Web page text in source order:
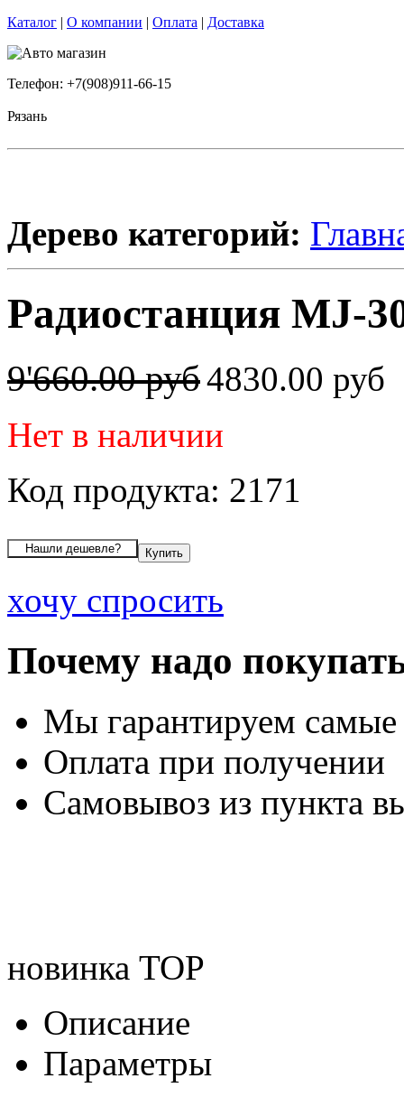
Каталог | О компании | Оплата | Доставка
Телефон: +7(908)911-66-15
Рязань
Дерево категорий:
Радиостанция MJ-
9'660.00 руб4830.00 руб
Нет в наличии
Код продукта: 2171
хочу спросить
Почему надо
Мы гарантируем
Оплата при получении
Самовывоз из пункта
новинка TOP
Описание
Параметры